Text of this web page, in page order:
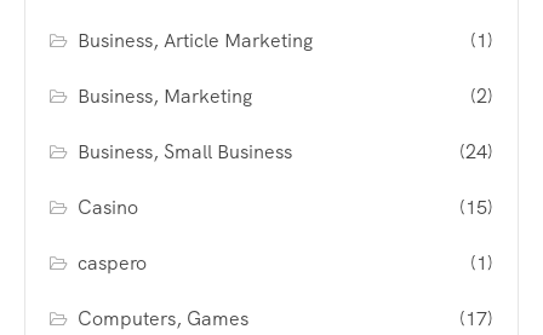
Business, Article Marketing (1)
Business, Marketing (2)
Business, Small Business (24)
Casino (15)
caspero (1)
Computers, Games (17)